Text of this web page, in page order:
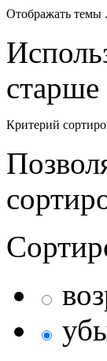
Отображать темы
старше
Критерий